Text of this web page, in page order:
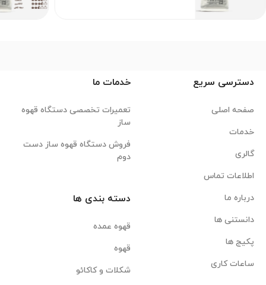
دسترسی سریع
صفحه اصلی
خدمات
گالری
اطلاعات تماس
درباره ما
دانستنی ها
پکیج ها
ساعات کاری
خدمات ما
تعمیرات تخصصی دستگاه قهوه
ساز
فروش دستگاه قهوه ساز دست
دوم
دسته بندی ها
قهوه عمده
قهوه
شکلات و کاکائو